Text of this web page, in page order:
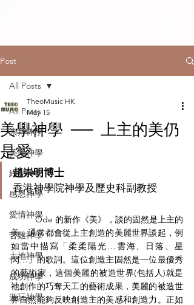
Post
All Posts
崇拜神學
美學神學
終點神學
感恩神學
愛情神學
苦難神學
土地神學
成功神學
遊玩神學
All Posts
美學神學 ── 上主的美仍
是愛
TheoMusic HK
May 15
趙崇明博士
香港神學院神學及歷史科副教授
	Ode 的新作《美》，談的固然是上主的
美，通常都會從上主創造的美麗世界談起，例
如當中描寫「柔柔陽光…雲海、日落、星
閃…」的歌詞。這位創造主固然是一位最優秀
的藝術家，這個美麗的被造世界(包括人)就是
祂創作的巧奪天工的藝術成果，美麗的被造世
界自然能夠反映創造主的美感和創造力。正如